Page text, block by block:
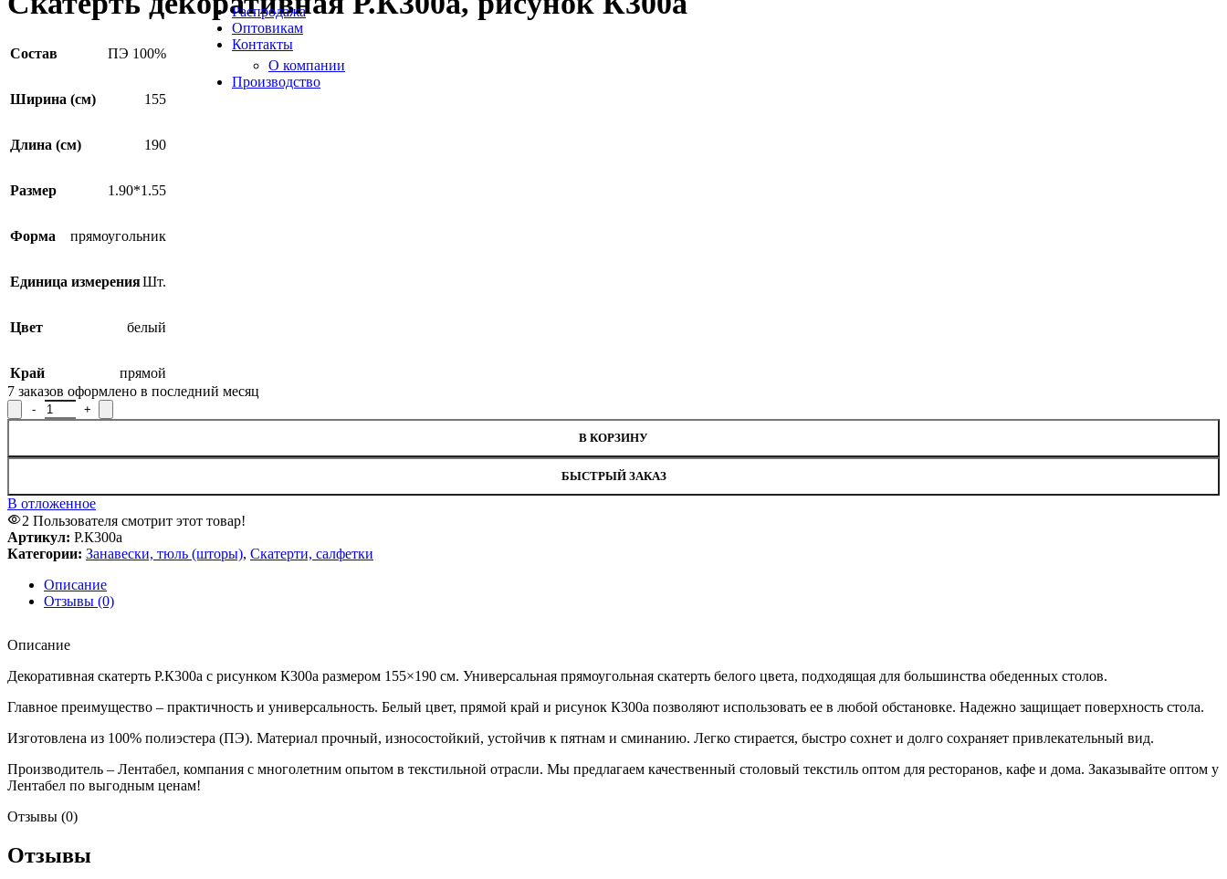
Распродажа
Оптовикам
Контакты
О компании
Производство
Состав ПЭ 100%
Ширина (см) 155
Длина (см) 190
Размер 1.90*1.55
Форма прямоугольник
Единица измеренияШт.
Цвет белый
Край
прямой
7 заказов оформлено в последний месяц
Количество товара Скатерть декоративная Р.К300а, рисунок К300а
В КОРЗИНУ
БЫСТРЫЙ ЗАКАЗ
В отложенное
2 Пользователя смотрит этот товар!
Артикул: Р.К300а
Категории: Занавески, тюль (шторы), Скатерти, салфетки
Описание
Отзывы (0)
Описание
Декоративная скатерть Р.К300а с рисунком К300а размером 155×190 см. Универсальная прямоугольная скатерть белого цвета, подходящая для большинства обеденных столов.
Главное преимущество – практичность и универсальность. Белый цвет, прямой край и рисунок К300а позволяют использовать ее в любой обстановке. Надежно защищает поверхность стола.
Изготовлена из 100% полиэстера (ПЭ). Материал прочный, износостойкий, устойчив к пятнам и сминанию. Легко стирается, быстро сохнет и долго сохраняет привлекательный вид.
Производитель – Лентабел, компания с многолетним опытом в текстильной отрасли. Мы предлагаем качественный столовый текстиль оптом для ресторанов, кафе и дома. Заказывайте оптом у
Лентабел по выгодным ценам!
Отзывы (0)
Отзывы